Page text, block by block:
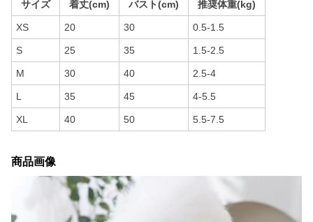
サイズ 着丈(cm) バスト(cm) 推奨体重(kg)
XS 20 30 0.5-1.5
S 25 35 1.5-2.5
M 30 40 2.5-4
L 35 45 4-5.5
XL 40 50 5.5-7.5
商品画像